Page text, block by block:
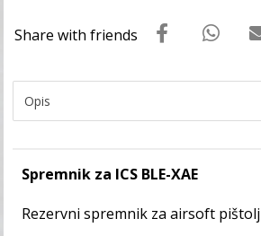
Spremnik za ICS BLE-XAE
Rezervni spremnik za airsoft pištolj